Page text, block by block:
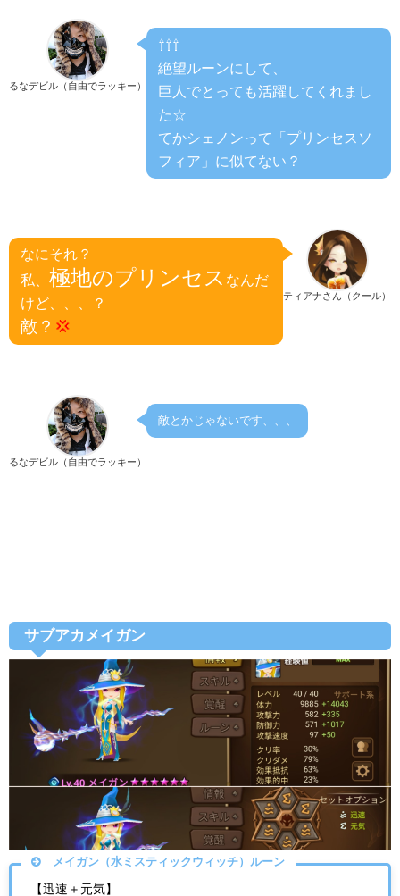
るなデビル（自由でラッキー）
⇧⇧⇧
絶望ルーンにして、
巨人でとっても活躍してくれまし
た☆
てかシェノンって「プリンセスソ
フィア」に似てない？
ティアナさん（クール）
なにそれ？
私、 極地のプリンセス なんだ
けど、、、？
敵？ 💢
るなデビル（自由でラッキー）
敵とかじゃないです、、、
サブアカメイガン
メイガン（水ミスティックウィッチ）ルーン
【迅速＋元気】